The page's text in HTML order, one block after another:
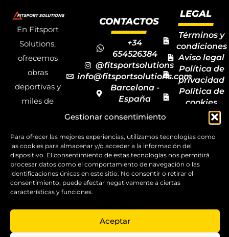
Gestionar consentimiento
Para ofrecer las mejores experiencias, utilizamos tecnologías como
las cookies para almacenar y/o acceder a la información del
dispositivo. El consentimiento de estas tecnologías nos permitirá
procesar datos como el comportamiento de navegación o las
identificaciones únicas en este sitio. No consentir o retirar el
consentimiento, puede afectar negativamente a ciertas
características y funciones.
Aceptar
En Fitsport
Solutions,
ofrecemos
obras
deportivas y
miles de
deportivos
para todas las
disciplinas,
garantizando
CONTACTOS
+34
654526384
@fitsportsolutions
info@fitsportsolutions.com
Barcelona -
España
de contacto
LEGAL
Términos y
condiciones
Aviso legal
Política de
privacidad
Política de
cookies
Mapa del
sitio